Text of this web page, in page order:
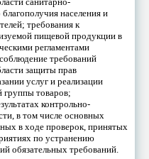
населения и
требования к
пищевой продукции в
регламентами
требований
защиты прав
услуг и реализации
группы товаров;
контрольно-
в том числе основных
в ходе проверок, принятых
по устранению
обязательных требований.